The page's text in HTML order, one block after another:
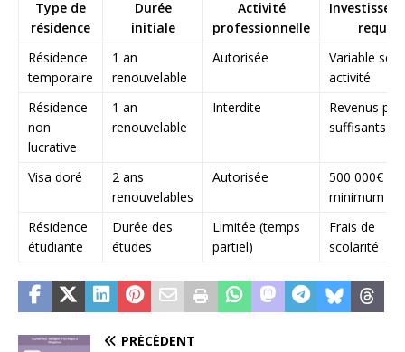
Type de
résidence
Durée
initiale
Activité
professionnelle
requis
Résidence
temporaire
1 an
renouvelable
Autorisée
Variable
activité
Résidence
non
lucrative
1 an
renouvelable
Interdite
Revenus
suffisants
Visa doré
2 ans
renouvelables
Autorisée
500 000€
minimum
Résidence
étudiante
Durée des
études
Limitée (temps
partiel)
Frais de
scolarité
PRÉCÉDENT